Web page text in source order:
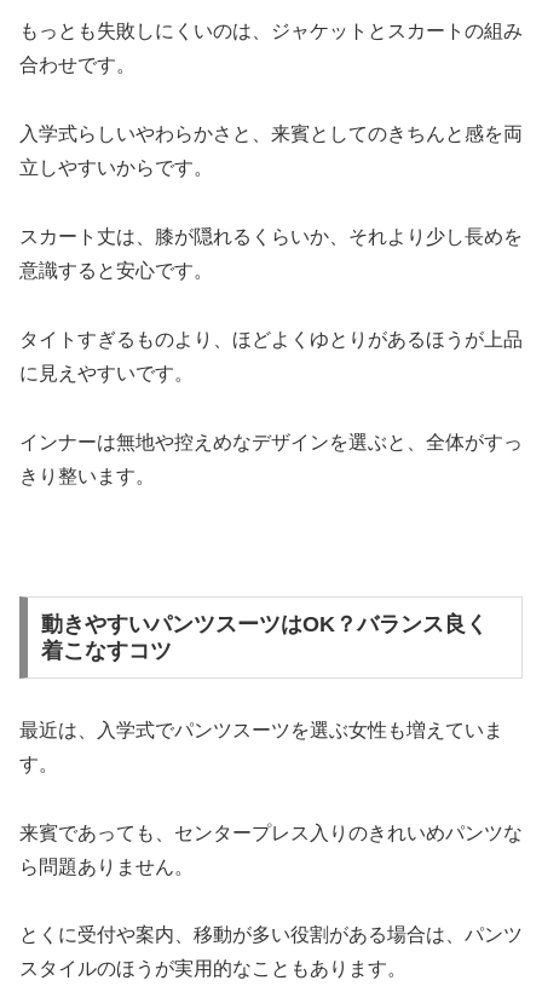
もっとも失敗しにくいのは、ジャケットとスカートの組み
合わせです。
入学式らしいやわらかさと、来賓としてのきちんと感を両
立しやすいからです。
スカート丈は、膝が隠れるくらいか、それより少し長めを
意識すると安心です。
タイトすぎるものより、ほどよくゆとりがあるほうが上品
に見えやすいです。
インナーは無地や控えめなデザインを選ぶと、全体がすっ
きり整います。
動きやすいパンツスーツはOK？バランス良く
着こなすコツ
最近は、入学式でパンツスーツを選ぶ女性も増えていま
す。
来賓であっても、センタープレス入りのきれいめパンツな
ら問題ありません。
とくに受付や案内、移動が多い役割がある場合は、パンツ
スタイルのほうが実用的なこともあります。